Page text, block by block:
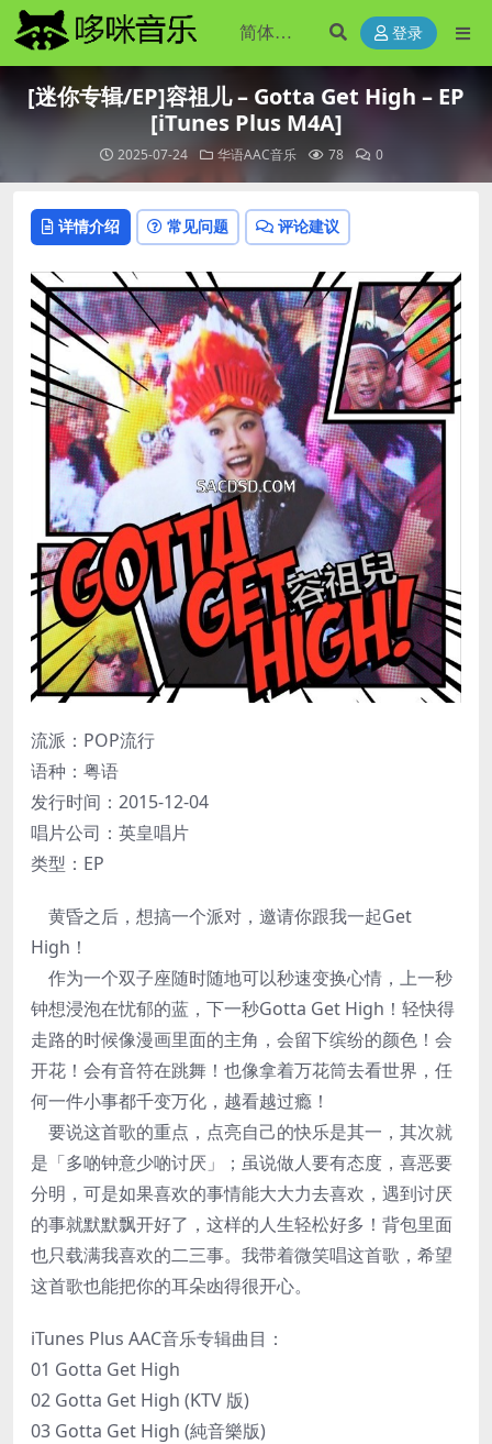
登录
[迷你专辑/EP]容祖儿 – Gotta Get High – EP
[iTunes Plus M4A]
2025-07-24 华语AAC音乐 78 0
详情介绍 常见问题 评论建议
流派：POP流行
语种：粤语
发行时间：2015-12-04
唱片公司：英皇唱片
类型：EP
黄昏之后，想搞一个派对，邀请你跟我一起Get
High！
作为一个双子座随时随地可以秒速变换心情，上一秒
钟想浸泡在忧郁的蓝，下一秒Gotta Get High！轻快得
走路的时候像漫画里面的主角，会留下缤纷的颜色！会
开花！会有音符在跳舞！也像拿着万花筒去看世界，任
何一件小事都千变万化，越看越过瘾！
要说这首歌的重点，点亮自己的快乐是其一，其次就
是「多啲钟意少啲讨厌」；虽说做人要有态度，喜恶要
分明，可是如果喜欢的事情能大大力去喜欢，遇到讨厌
的事就默默飘开好了，这样的人生轻松好多！背包里面
也只载满我喜欢的二三事。我带着微笑唱这首歌，希望
这首歌也能把你的耳朵凼得很开心。
iTunes Plus AAC音乐专辑曲目：
01 Gotta Get High
02 Gotta Get High (KTV 版)
03 Gotta Get High (純音樂版)